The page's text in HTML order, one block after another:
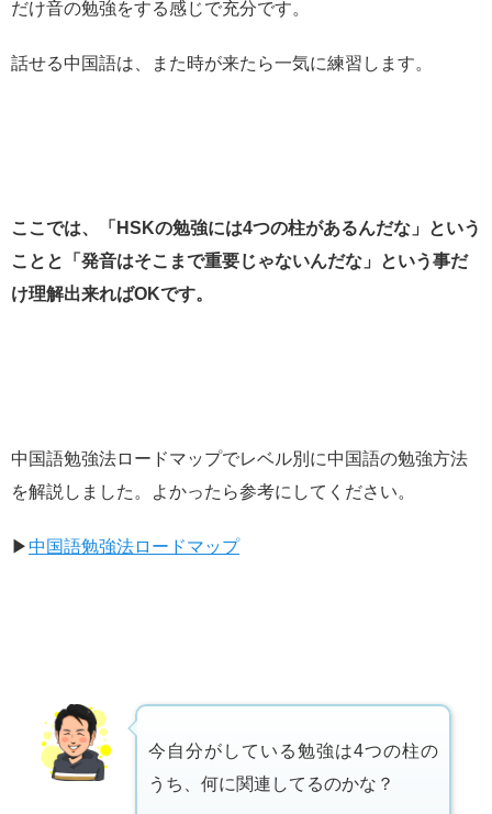
だけ音の勉強をする感じで充分です。
話せる中国語は、また時が来たら一気に練習します。
ここでは、「HSKの勉強には4つの柱があるんだな」という
ことと「発音はそこまで重要じゃないんだな」という事だ
け理解出来ればOKです。
中国語勉強法ロードマップでレベル別に中国語の勉強方法
を解説しました。よかったら参考にしてください。
▶中国語勉強法ロードマップ
今自分がしている勉強は4つの柱の
うち、何に関連してるのかな？